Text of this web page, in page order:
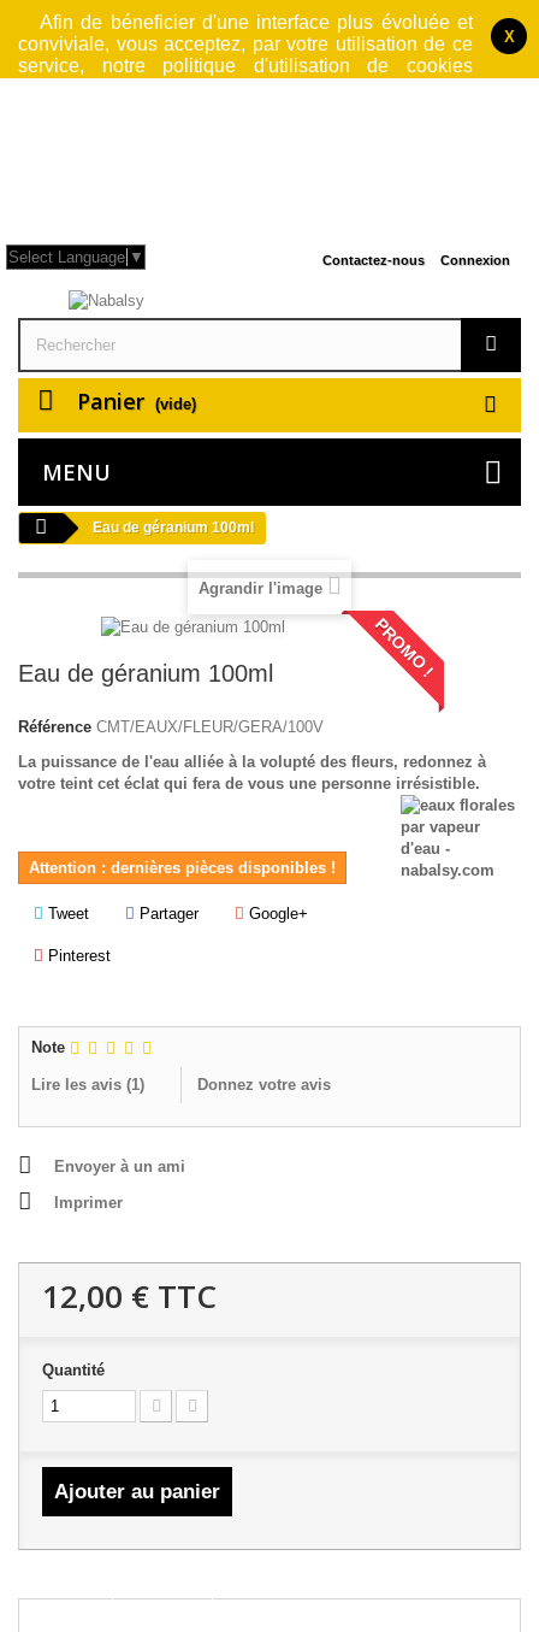
Afin de béneficier d'une interface plus évoluée et
conviviale, vous acceptez, par votre utilisation de ce
service, notre politique d'utilisation de cookies
X
Connexion
Contactez-nous
Panier (vide)
MENU
Select Language ▼
Eau de géranium 100ml
PROMO !
Agrandir l'image
Eau de géranium 100ml
Référence CMT/EAUX/FLEUR/GERA/100V
La puissance de l'eau alliée à la volupté des fleurs, redonnez à
votre teint cet éclat qui fera de vous une personne irrésistible.
Attention : dernières pièces disponibles !
Tweet Partager Google+
Pinterest
Note
Lire les avis (1) Donnez votre avis
Envoyer à un ami
Imprimer
12,00 € TTC
Quantité
Ajouter au panier